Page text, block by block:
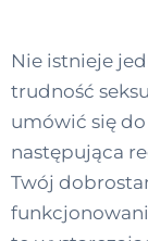
Nie istnieje
trudność
umówić się
następująca
Twój